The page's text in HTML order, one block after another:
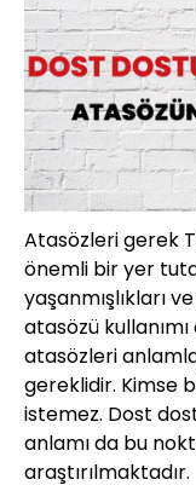
Atasözleri gerek
önemli bir yer
yaşanmışlıkları
atasözü
atasözleri
gereklidir. Kimse
istemez. Dost
anlamı da bu
araştırılmaktadır.